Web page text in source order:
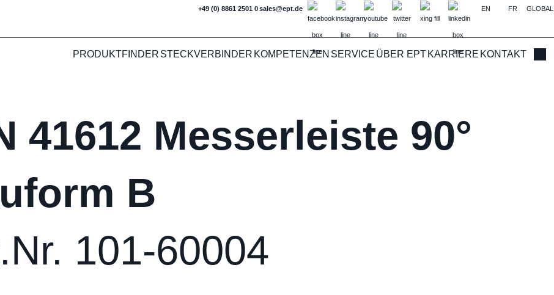
+49 (0) 8861 2501 0sales@ept.de EN FR GLOBAL
PRODUKTFINDER STECKVERBINDER KOMPETENZEN SERVICE ÜBER EPTKARRIERE KONTAKT
41612 Messerleiste 90°
B
101-60004